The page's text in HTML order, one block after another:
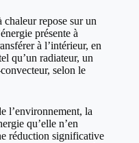
repose sur un
présente à
à l’intérieur, en
qu’un radiateur, un
selon le
l’environnement, la
qu’elle n’en
réduction significative